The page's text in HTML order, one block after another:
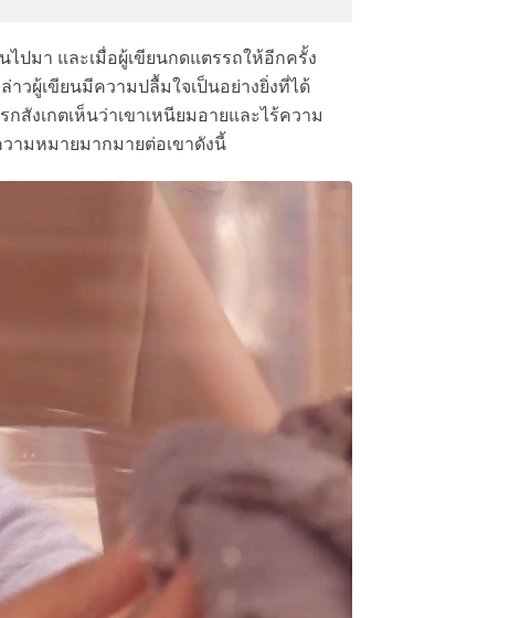
ปมา และเมื่อผู้เขียนกดแตรรถให้อีกครั้ง
วผู้เขียนมีความปลื้มใจเป็นอย่างยิ่งที่ได้
สังเกตเห็นว่าเขาเหนียมอายและไร้ความ
ามหมายมากมายต่อเขาดังนี้